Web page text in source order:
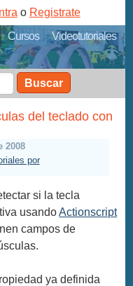
Cursos
Videotutoriales
o Registrate
Buscar
del teclado con
2008
por
si la tecla
usandoActionscript
campos de
ya definida